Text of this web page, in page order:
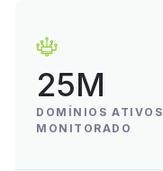
25M
DOMÍNIOS ATIVOS
MONITORADO